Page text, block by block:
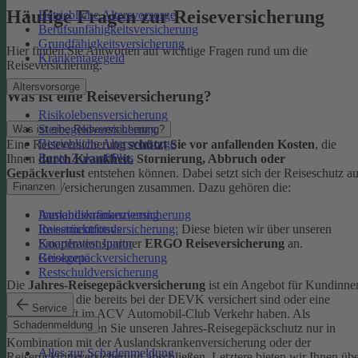
Betriebliche Altersvorsorge
Berufsunfähigkeitsversicherung
Grundfähigkeitsversicherung
Krankentagegeld
Altersvorsorge
Risikolebensversicherung
Sterbegeldversicherung
Betriebliche Altersvorsorge
Rente ZukunftPlus
Finanzen
Immobilienfinanzierung
Investmentfonds
SmartInvest Junior
Girokonto
Restschuldversicherung
Service
Schadenmeldung
Alles zur Schadenmeldung
Häufige Fragen zur Reiseversicherung
Hier finden Sie Antworten auf wichtige Fragen rund um die
Reiseversicherung.
Was ist eine Reiseversicherung?
Was ist eine Reiseversicherung?
Eine Reiseversicherungschützt Sie vor anfallenden Kosten, die
Ihnen durch Krankheit, Stornierung, Abbruch oder
Gepäckverlust entstehen können. Dabei setzt sich der Reiseschutz
mehreren Versicherungen zusammen. Dazu gehören die:
Auslandskrankenversicherung
Reiserücktrittsversicherung: Diese bieten wir über unseren
Kooperationspartner ERGO Reiseversicherung an.
Reisegepäckversicherung
Die Jahres-Reisegepäckversicherung ist ein Angebot für
und Kunden, die bereits bei der DEVK versichert sind oder eine
Mitgliedschaft im ACV Automobil-Club Verkehr haben. Als
Neukund:in können Sie unseren Jahres-Reisegepäckschutz nur in
Kombination mit der Auslandskrankenversicherung oder der